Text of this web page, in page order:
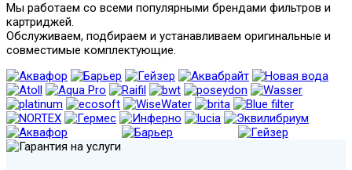
Мы работаем со всеми популярными брендами фильтров и
картриджей.
Обслуживаем, подбираем и устанавливаем оригинальные и
совместимые комплектующие.